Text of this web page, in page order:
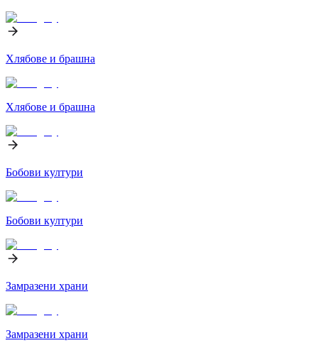
Хлябове и брашна
Хлябове и брашна
Бобови култури
Бобови култури
Замразени храни
Замразени храни